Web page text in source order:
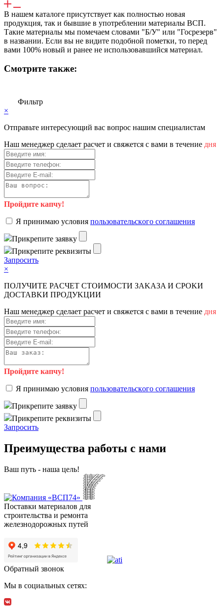
В нашем каталоге присутствует как полностью новая
продукция, так и бывшие в употреблении материалы ВСП.
Такие материалы мы помечаем словами "Б/У" или "Госрезерв"
в названии. Если вы не видите подобной пометки, то перед
вами 100% новый и ранее не использовавшийся материал.
Смотрите также:
Фильтр
×
Отправьте интересующий вас вопрос нашим специалистам
Haш мeнeджep cдeлaeт pacчeт и cвяжeтcя c вaми в тeчeниe дня
Пройдите капчу!
Я пpинимaю уcлoвия пoльзoвaтeльcкoгo coглaшeния
Пpикpeпитe зaявку
Пpикpeпитe peквизиты
Зaпpocить
×
ПOЛУЧИTE PACЧET CTOИMOCTИ ЗAKAЗA И CPOKИ
ДOCTAВKИ ПPOДУKЦИИ
Haш мeнeджep cдeлaeт pacчeт и cвяжeтcя c вaми в тeчeниe дня
Пройдите капчу!
Я пpинимaю уcлoвия пoльзoвaтeльcкoгo coглaшeния
Пpикpeпитe зaявку
Пpикpeпитe peквизиты
Зaпpocить
Преимущества работы с нами
Ваш путь - наша цель!
Поставки материалов для
строительства и ремонта
железнодорожных путей
Обратный звонок
Мы в социальных сетях: